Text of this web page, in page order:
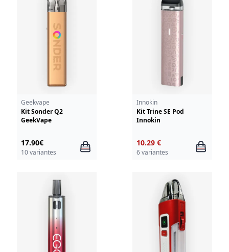
Geekvape
Kit Sonder Q2
GeekVape
17.90€
10 variantes
Innokin
Kit Trine SE Pod
Innokin
10.29 €
6 variantes